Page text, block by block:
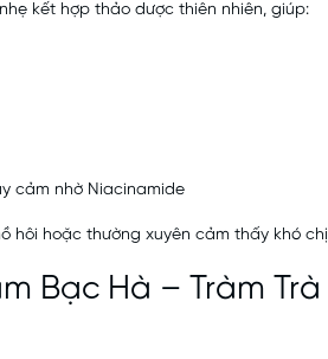
kết hợp thảo dược thiên nhiên, giúp:
cảm nhờ Niacinamide
hôi hoặc thường xuyên cảm thấy khó
Bạc Hà – Tràm Trà